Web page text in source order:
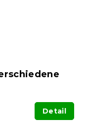
Detail